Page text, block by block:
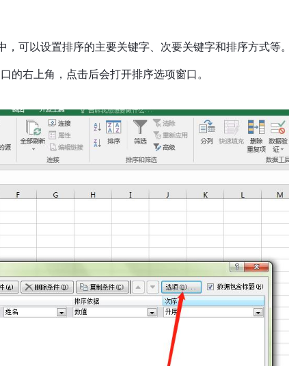
可以设置排序的主要关键字、次要关键字和排序方式等。
的右上角，点击后会打开排序选项窗口。